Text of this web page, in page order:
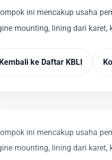
ini mencakup usaha
mounting, lining dari karet,
Kembali ke Daftar KBLI
ini mencakup usaha
mounting, lining dari karet,